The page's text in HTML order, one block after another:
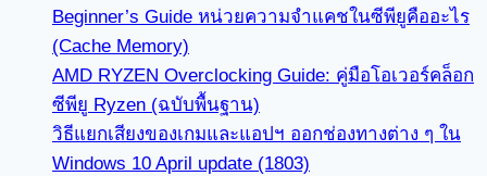
Beginner’s Guide หน่วยความจำแคชในซีพียูคืออะไร
(Cache Memory)
AMD RYZEN Overclocking Guide: คู่มือโอเวอร์คล็อก
ซีพียู Ryzen (ฉบับพื้นฐาน)
วิธีแยกเสียงของเกมและแอปฯ ออกช่องทางต่าง ๆ ใน
Windows 10 April update (1803)